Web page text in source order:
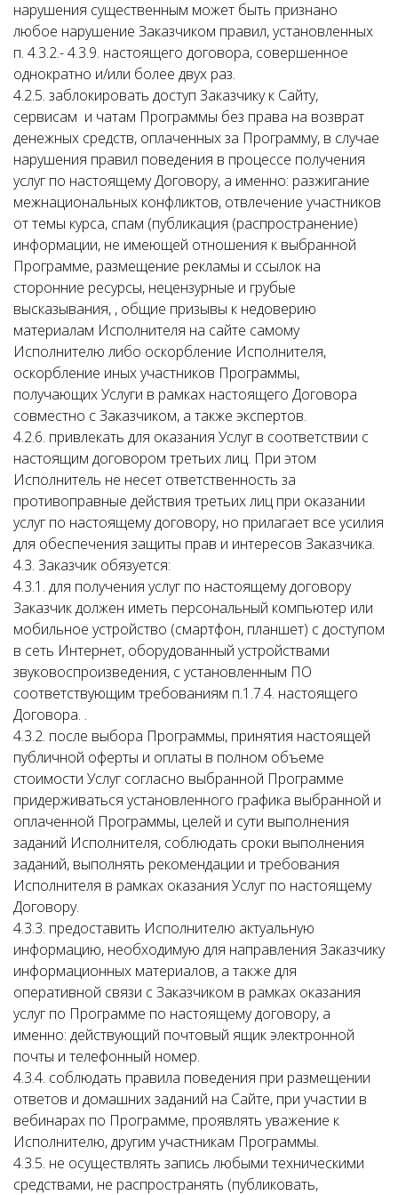
нарушения существенным может быть признано
любое нарушение Заказчиком правил, установленных
п. 4.3.2.- 4.3.9. настоящего договора, совершенное
однократно и/или более двух раз.
4.2.5. заблокировать доступ Заказчику к Сайту,
сервисам и чатам Программы без права на возврат
денежных средств, оплаченных за Программу, в случае
нарушения правил поведения в процессе получения
услуг по настоящему Договору, а именно: разжигание
межнациональных конфликтов, отвлечение участников
от темы курса, спам (публикация (распространение)
информации, не имеющей отношения к выбранной
Программе, размещение рекламы и ссылок на
сторонние ресурсы, нецензурные и грубые
высказывания, , общие призывы к недоверию
материалам Исполнителя на сайте самому
Исполнителю либо оскорбление Исполнителя,
оскорбление иных участников Программы,
получающих Услуги в рамках настоящего Договора
совместно с Заказчиком, а также экспертов.
4.2.6. привлекать для оказания Услуг в соответствии с
настоящим договором третьих лиц. При этом
Исполнитель не несет ответственность за
противоправные действия третьих лиц при оказании
услуг по настоящему договору, но прилагает все усилия
для обеспечения защиты прав и интересов Заказчика.
4.3. Заказчик обязуется:
4.3.1. для получения услуг по настоящему договору
Заказчик должен иметь персональный компьютер или
мобильное устройство (смартфон, планшет) с доступом
в сеть Интернет, оборудованный устройствами
звуковоспроизведения, с установленным ПО
соответствующим требованиям п.1.7.4. настоящего
Договора. .
4.3.2. после выбора Программы, принятия настоящей
публичной оферты и оплаты в полном объеме
стоимости Услуг согласно выбранной Программе
придерживаться установленного графика выбранной и
оплаченной Программы, целей и сути выполнения
заданий Исполнителя, соблюдать сроки выполнения
заданий, выполнять рекомендации и требования
Исполнителя в рамках оказания Услуг по настоящему
Договору.
4.3.3. предоставить Исполнителю актуальную
информацию, необходимую для направления Заказчику
информационных материалов, а также для
оперативной связи с Заказчиком в рамках оказания
услуг по Программе по настоящему договору, а
именно: действующий почтовый ящик электронной
почты и телефонный номер.
4.3.4. соблюдать правила поведения при размещении
ответов и домашних заданий на Сайте, при участии в
вебинарах по Программе, проявлять уважение к
Исполнителю, другим участникам Программы.
4.3.5. не осуществлять запись любыми техническими
средствами, не распространять (публиковать,